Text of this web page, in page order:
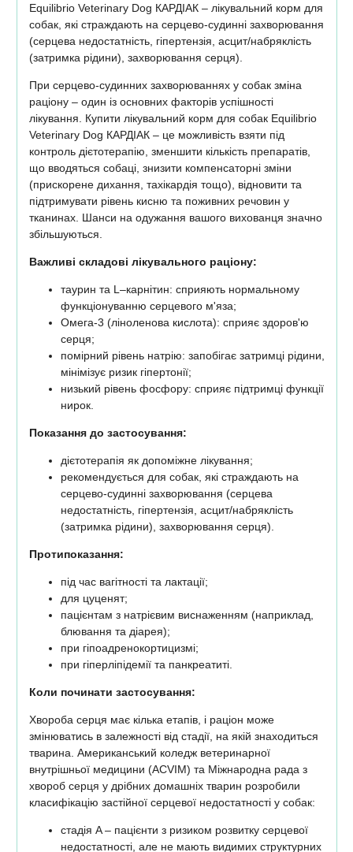
Equilibrio Veterinary Dog КАРДІАК – лікувальний корм для
собак, які страждають на серцево-судинні захворювання
(серцева недостатність, гіпертензія, асцит/набряклість
(затримка рідини), захворювання серця).
При серцево-судинних захворюваннях у собак зміна
раціону – один із основних факторів успішності
лікування. Купити лікувальний корм для собак Equilibrio
Veterinary Dog КАРДІАК – це можливість взяти під
контроль дієтотерапію, зменшити кількість препаратів,
що вводяться собаці, знизити компенсаторні зміни
(прискорене дихання, тахікардія тощо), відновити та
підтримувати рівень кисню та поживних речовин у
тканинах. Шанси на одужання вашого вихованця значно
збільшуються.
Важливі складові лікувального раціону:
таурин та L–карнітин: сприяють нормальному
функціонуванню серцевого м'яза;
Омега-3 (ліноленова кислота): сприяє здоров'ю
серця;
помірний рівень натрію: запобігає затримці рідини,
мінімізує ризик гіпертонії;
низький рівень фосфору: сприяє підтримці функції
нирок.
Показання до застосування:
дієтотерапія як допоміжне лікування;
рекомендується для собак, які страждають на
серцево-судинні захворювання (серцева
недостатність, гіпертензія, асцит/набряклість
(затримка рідини), захворювання серця).
Протипоказання:
під час вагітності та лактації;
для цуценят;
пацієнтам з натрієвим виснаженням (наприклад,
блювання та діарея);
при гіпоадренокортицизмі;
при гіперліпідемії та панкреатиті.
Коли починати застосування:
Хвороба серця має кілька етапів, і раціон може
змінюватись в залежності від стадії, на якій знаходиться
тварина. Американський коледж ветеринарної
внутрішньої медицини (ACVIM) та Міжнародна рада з
хвороб серця у дрібних домашніх тварин розробили
класифікацію застійної серцевої недостатності у собак:
стадія A – пацієнти з ризиком розвитку серцевої
недостатності, але не мають видимих ​​структурних